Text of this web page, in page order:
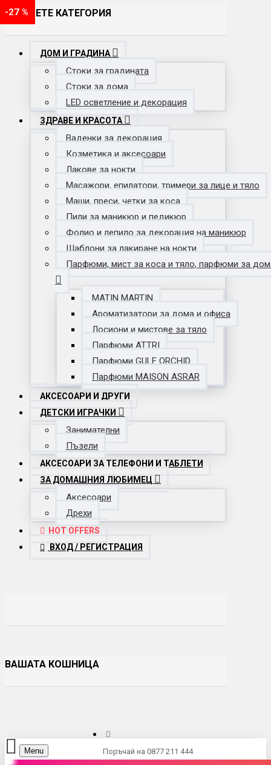
ИЗБЕРЕТЕ КАТЕГОРИЯ
ДОМ И ГРАДИНА
Стоки за градината
Стоки за дома
LED осветление и декорация
ЗДРАВЕ И КРАСОТА
Ваденки за декорация
Козметика и аксесоари
Лакове за нокти
Масажори, епилатори, тримери за лице и тяло
Маши, преси, четки за коса
Пили за маникюр и педикюр
Фолио и лепило за декорация на маникюр
Шаблони за лакиране на нокти
Парфюми, мист за коса и тяло, парфюми за
MATIN MARTIN
Ароматизатори за дома и офиса
Лосиони и мистове за тяло
Парфюми ATTRI
Парфюми GULF ORCHID
Парфюми MAISON ASRAR
АКСЕСОАРИ И ДРУГИ
ДЕТСКИ ИГРАЧКИ
Занимателни
Пъзели
АКСЕСОАРИ ЗА ТЕЛЕФОНИ И ТАБЛЕТИ
ЗА ДОМАШНИЯ ЛЮБИМЕЦ
Аксесоари
Дрехи
HOT OFFERS
ВХОД / РЕГИСТРАЦИЯ
ВАШАТА КОШНИЦА
Поръчай на 0877 211 444
Menu
-28 %
-29 %
-20 %
-19 %
-18 %
-24 %
-19 %
-33 %
-29 %
-33 %
-43 %
-35 %
-40 %
-39 %
-20 %
-50 %
-40 %
-18 %
-20 %
-70 %
-52 %
-63 %
-42 %
-16 %
-36 %
-23 %
-54 %
-33 %
-29 %
-26 %
-37 %
-23 %
-63 %
-25 %
-62 %
-20 %
-38 %
-27 %
-20 %
-25 %
-17 %
-28 %
-20 %
-27 %